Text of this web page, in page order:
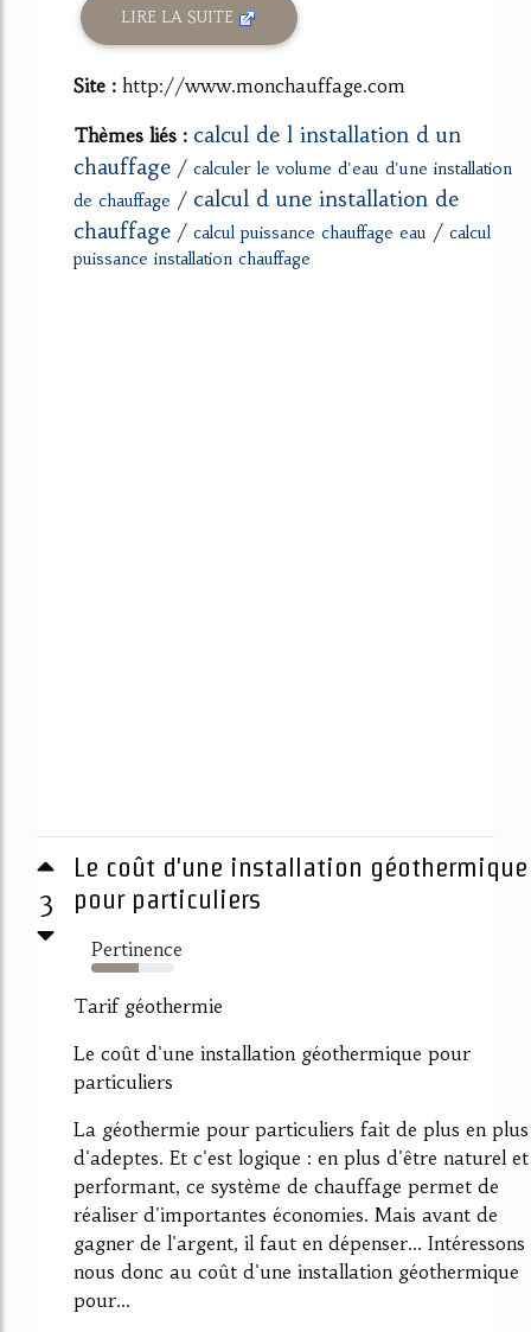
LIRE LA SUITE
Site : http://www.monchauffage.com
Thèmes liés : calcul de l installation d un
chauffage / calculer le volume d'eau d'une installation
de chauffage / calcul d une installation de
chauffage / calcul puissance chauffage eau / calcul
puissance installation chauffage
3
Le coût d'une installation géothermique
pour particuliers
Pertinence
57%
Tarif géothermie
Le coût d'une installation géothermique pour
particuliers
La géothermie pour particuliers fait de plus en plus
d'adeptes. Et c'est logique : en plus d'être naturel et
performant, ce système de chauffage permet de
réaliser d'importantes économies. Mais avant de
gagner de l'argent, il faut en dépenser... Intéressons
nous donc au coût d'une installation géothermique
pour...